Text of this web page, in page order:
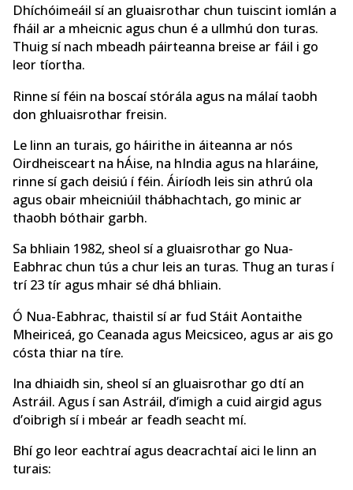
Dhíchóimeáil sí an gluaisrothar chun tuiscint iomlán a
fháil ar a mheicnic agus chun é a ullmhú don turas.
Thuig sí nach mbeadh páirteanna breise ar fáil i go
leor tíortha.
Rinne sí féin na boscaí stórála agus na málaí taobh
don ghluaisrothar freisin.
Le linn an turais, go háirithe in áiteanna ar nós
Oirdheisceart na hÁise, na hIndia agus na hIaráine,
rinne sí gach deisiú í féin. Áiríodh leis sin athrú ola
agus obair mheicniúil thábhachtach, go minic ar
thaobh bóthair garbh.
Sa bhliain 1982, sheol sí a gluaisrothar go Nua-
Eabhrac chun tús a chur leis an turas. Thug an turas í
trí 23 tír agus mhair sé dhá bhliain.
Ó Nua-Eabhrac, thaistil sí ar fud Stáit Aontaithe
Mheiriceá, go Ceanada agus Meicsiceo, agus ar ais go
cósta thiar na tíre.
Ina dhiaidh sin, sheol sí an gluaisrothar go dtí an
Astráil. Agus í san Astráil, d’imigh a cuid airgid agus
d’oibrigh sí i mbeár ar feadh seacht mí.
Bhí go leor eachtraí agus deacrachtaí aici le linn an
turais: